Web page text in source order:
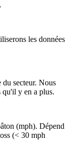
les données
du secteur. Nous
qu'il y en a plus.
(mph). Dépend
(< 30 mph